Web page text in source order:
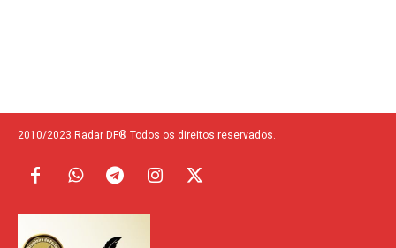
2010/2023 Radar DF® Todos os direitos reservados.